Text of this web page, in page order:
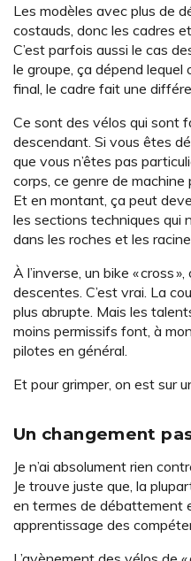
Les modèles avec plus de
costauds, donc les cadres
C’est parfois aussi le cas
le groupe, ça dépend lequel
final, le cadre fait une
Ce sont des vélos qui sont
descendant. Si vous êtes
que vous n’êtes pas
corps, ce genre de machine
Et en montant, ça peut
les sections techniques
dans les roches et les
À l’inverse, un bike « cross
descentes. C’est vrai. La
plus abrupte. Mais les
moins permissifs font, à
pilotes en général.
Et pour grimper, on est sur
Un changement
Je n’ai absolument rien
Je trouve juste que, la
en termes de débattement
apprentissage des